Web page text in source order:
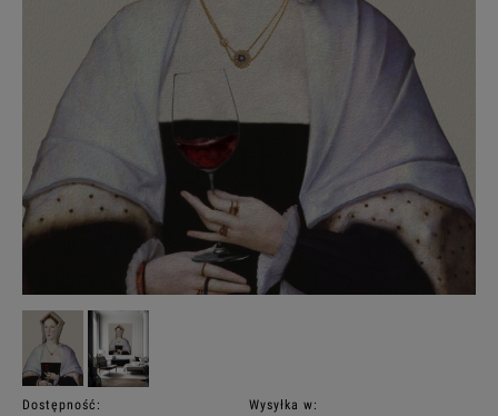
Dostępność:
Wysyłka w: